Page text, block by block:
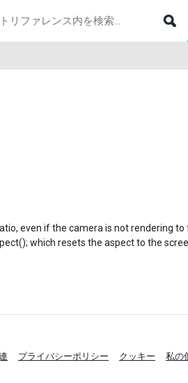
even if the camera is not rendering
which resets the aspect to the
プライバシーポリシー クッキー 私の